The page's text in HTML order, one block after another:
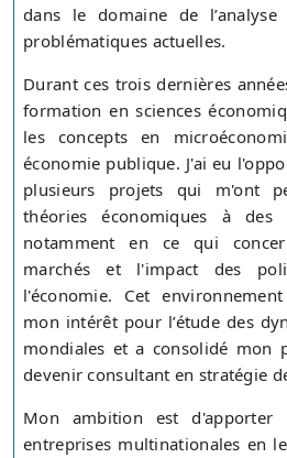
dans le domaine de
problématiques actuelles.
Durant ces trois dernières
formation en sciences
les concepts en
économie publique. J'ai eu
plusieurs projets qui m'ont
théories économiques à
notamment en ce qui
marchés et l'impact des
l'économie. Cet
mon intérêt pour l’étude des
mondiales et a consolidé mon
devenir consultant en stratégie
Mon ambition est d'apporter
entreprises multinationales en